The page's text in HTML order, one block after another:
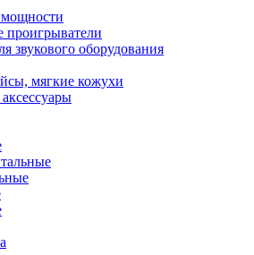
звукового оборудования
мягкие кожухи